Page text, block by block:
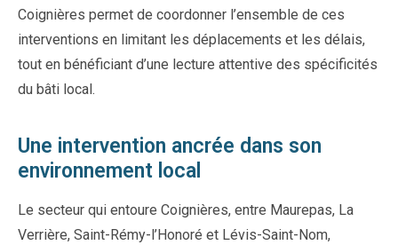
Coignières permet de coordonner l’ensemble de ces
interventions en limitant les déplacements et les délais,
tout en bénéficiant d’une lecture attentive des spécificités
du bâti local.
Une intervention ancrée dans son
environnement local
Le secteur qui entoure Coignières, entre Maurepas, La
Verrière, Saint-Rémy-l’Honoré et Lévis-Saint-Nom,